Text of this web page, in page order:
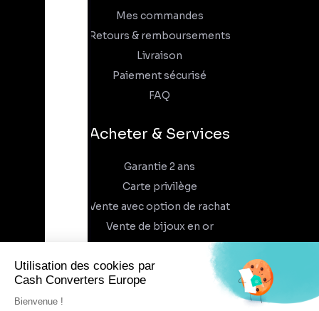
Mes commandes
Retours & remboursements
Livraison
Paiement sécurisé
FAQ
Acheter & Services
Garantie 2 ans
Carte privilège
Vente avec option de rachat
Vente de bijoux en or
À propos